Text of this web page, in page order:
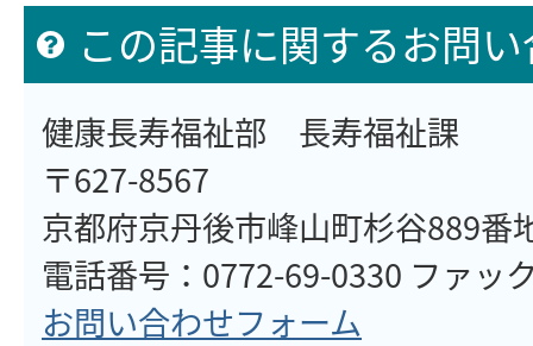
この記事に関するお問
健康長寿福祉部 長寿福祉課
〒627-8567
京都府京丹後市峰山町杉谷889番
電話番号：0772-69-0330 ファッ
お問い合わせフォーム